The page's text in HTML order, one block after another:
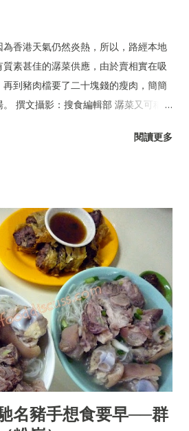
香港天氣仍然炎熱，所以，路經本地
素甚佳的潺菜供應，由於賣相實在吸
到豬肉檔要了二十塊錢的瘦肉，簡簡
撰文攝影：搜食編輯部 潺菜又可稱木
閱讀更多
名豬手想食要早──群